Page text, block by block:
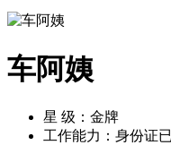
车阿姨
星 级：金牌
工作能力：身份证